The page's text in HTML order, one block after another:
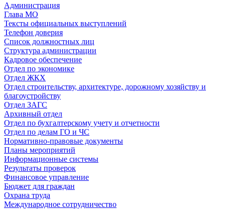
Администрация
Глава МО
Тексты официальных выступлений
Телефон доверия
Список должностных лиц
Структура администрации
Кадровое обеспечение
Отдел по экономике
Отдел ЖКХ
Отдел строительству, архитектуре, дорожному хозяйству и
благоустройству
Отдел ЗАГС
Архивный отдел
Отдел по бухгалтерскому учету и отчетности
Отдел по делам ГО и ЧС
Нормативно-правовые документы
Планы мероприятий
Информационные системы
Результаты проверок
Финансовое управление
Бюджет для граждан
Охрана труда
Международное сотрудничество